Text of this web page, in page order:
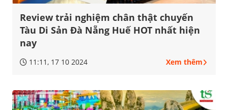
Review trải nghiệm chân thật chuyến
Tàu Di Sản Đà Nẵng Huế HOT nhất hiện
nay
11:11, 17 10 2024 Xem thêm